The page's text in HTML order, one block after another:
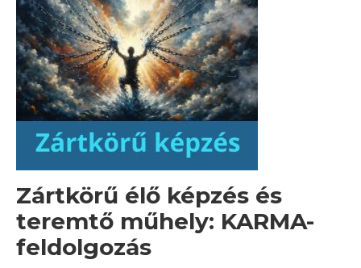
Zártkörű élő képzés és
teremtő műhely: KARMA-
feldolgozás